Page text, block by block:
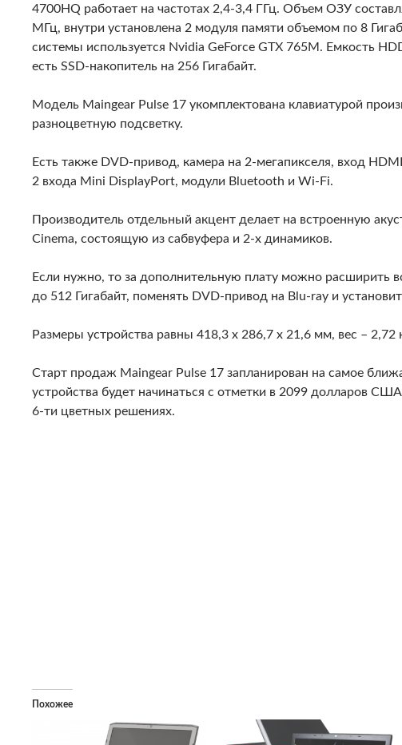
4700HQ работает на частотах 2,4-3,4 ГГц. Объем ОЗУ
МГц, внутри установлена 2 модуля памяти объемом по 8
системы используется Nvidia GeForce GTX 765M. Емкость
есть SSD-накопитель на 256 Гигабайт.
Модель Maingear Pulse 17 укомплектована клавиатурой
разноцветную подсветку.
Есть также DVD-привод, камера на 2-мегапикселя, вход
2 входа Mini DisplayPort, модули Bluetooth и Wi-Fi.
Производитель отдельный акцент делает на встроенную
Cinema, состоящую из сабвуфера и 2-х динамиков.
Если нужно, то за дополнительную плату можно расширить
до 512 Гигабайт, поменять DVD-привод на Blu-ray и
Размеры устройства равны 418,3 x 286,7 x 21,6 мм, вес – 2,72
Старт продаж Maingear Pulse 17 запланирован на самое
устройства будет начинаться с отметки в 2099 долларов
6-ти цветных решениях.
Похожее